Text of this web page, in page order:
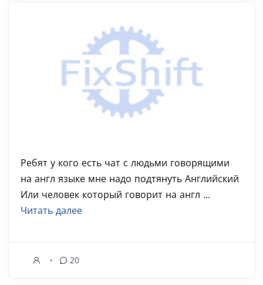
Ребят у кого есть чат с людьми говорящими
на англ языке мне надо подтянуть Английский
Или человек который говорит на англ ...
Читать далее
20